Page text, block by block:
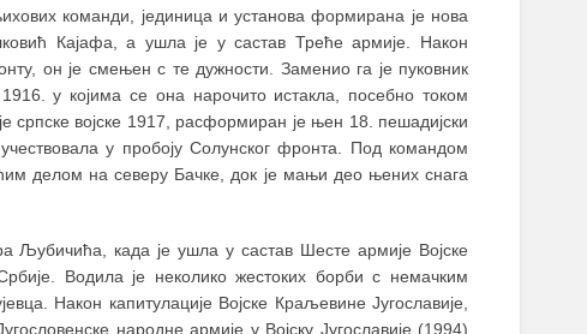
команди, јединица и установа формирана је нова
Кајафа, а ушла је у састав Треће армије. Након
он је смењен с те дужности. Заменио га је пуковник
у којима се она нарочито истакла, посебно током
српске војске 1917, расформиран је њен 18. пешадијски
у пробоју Солунског фронта. Под командом
делом на северу Бачке, док је мањи део њених снага
када је ушла у састав Шесте армије Војске
Водила је неколико жестоких борби с немачким
Након капитулације Војске Краљевине Југославије,
народне армије у Војску Југославије (1994)